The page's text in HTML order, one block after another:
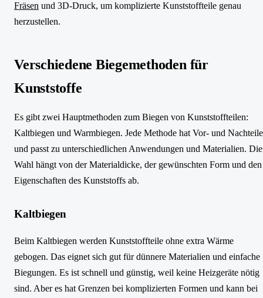
Fräsen und 3D-Druck, um komplizierte Kunststoffteile genau
herzustellen.
Verschiedene Biegemethoden für
Kunststoffe
Es gibt zwei Hauptmethoden zum Biegen von Kunststoffteilen:
Kaltbiegen und Warmbiegen. Jede Methode hat Vor- und Nachteile
und passt zu unterschiedlichen Anwendungen und Materialien. Die
Wahl hängt von der Materialdicke, der gewünschten Form und den
Eigenschaften des Kunststoffs ab.
Kaltbiegen
Beim Kaltbiegen werden Kunststoffteile ohne extra Wärme
gebogen. Das eignet sich gut für dünnere Materialien und einfache
Biegungen. Es ist schnell und günstig, weil keine Heizgeräte nötig
sind. Aber es hat Grenzen bei komplizierten Formen und kann bei